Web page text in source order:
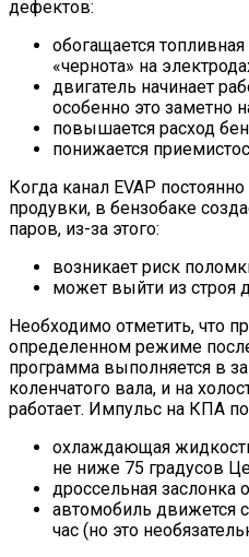
дефектов:
обогащается
«чернота» на
двигатель начинает
особенно это заметно
повышается расход
понижается
Когда канал EVAP
продувки, в бензобаке
паров, из-за этого:
возникает риск
может выйти из строя
Необходимо отметить, что
определенном режиме
программа выполняется в
коленчатого вала, и на
работает. Импульс на КПА
охлаждающая
не ниже 75 градусов
дроссельная заслонка
автомобиль движется
час (но это